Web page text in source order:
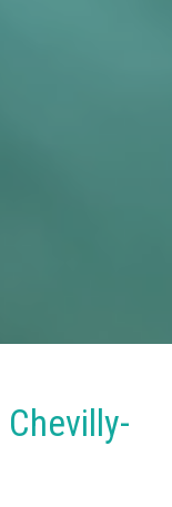
Chevilly-